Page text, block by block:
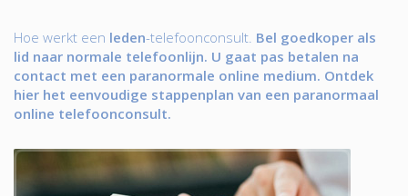
Hoe werkt een leden-telefoonconsult. Bel goedkoper als
lid naar normale telefoonlijn. U gaat pas betalen na
contact met een paranormale online medium. Ontdek
hier het eenvoudige stappenplan van een paranormaal
online telefoonconsult.